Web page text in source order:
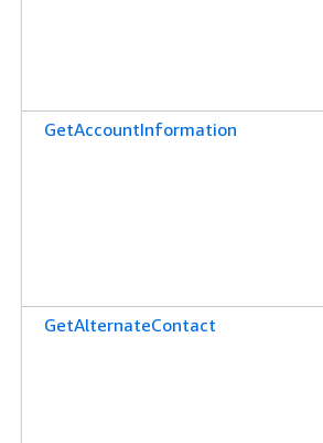
GetAccountInformation
GetAlternateContact